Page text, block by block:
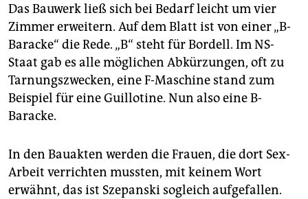
Das Bauwerk ließ sich bei Bedarf leicht um vier
Zimmer erweitern. Auf dem Blatt ist von einer „B-
Baracke“ die Rede. „B“ steht für Bordell. Im NS-
Staat gab es alle möglichen Abkürzungen, oft zu
Tarnungszwecken, eine F-Maschine stand zum
Beispiel für eine Guillotine. Nun also eine B-
Baracke.
In den Bauakten werden die Frauen, die dort Sex-
Arbeit verrichten mussten, mit keinem Wort
erwähnt, das ist Szepanski sogleich aufgefallen.